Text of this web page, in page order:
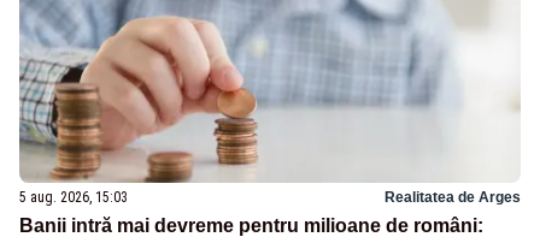
5 aug. 2026, 15:03 Realitatea de Arges
Banii intră mai devreme pentru milioane de români: